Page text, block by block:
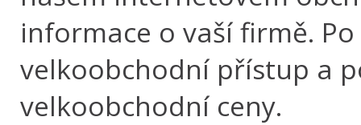
informace o vaší firmě.
velkoobchodní přístup a
velkoobchodní ceny.